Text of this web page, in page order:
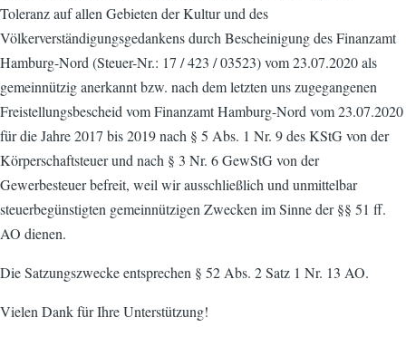
Toleranz auf allen Gebieten der Kultur und des
Völkerverständigungsgedankens durch Bescheinigung des Finanzamt
Hamburg-Nord (Steuer-Nr.: 17 / 423 / 03523) vom 23.07.2020 als
gemeinnützig anerkannt bzw. nach dem letzten uns zugegangenen
Freistellungsbescheid vom Finanzamt Hamburg-Nord vom 23.07.2020
für die Jahre 2017 bis 2019 nach § 5 Abs. 1 Nr. 9 des KStG von der
Körperschaftsteuer und nach § 3 Nr. 6 GewStG von der
Gewerbesteuer befreit, weil wir ausschließlich und unmittelbar
steuerbegünstigten gemeinnützigen Zwecken im Sinne der §§ 51 ff.
AO dienen.
Die Satzungszwecke entsprechen § 52 Abs. 2 Satz 1 Nr. 13 AO.
Vielen Dank für Ihre Unterstützung!